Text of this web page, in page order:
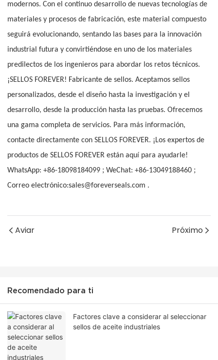
modernos. Con el continuo desarrollo de nuevas tecnologías de
materiales y procesos de fabricación, este material compuesto
seguirá evolucionando, sentando las bases para la innovación
industrial futura y convirtiéndose en uno de los materiales
predilectos de los ingenieros para abordar los retos técnicos.
¡SELLOS FOREVER! Fabricante de sellos. Aceptamos sellos
personalizados, desde el diseño hasta la investigación y el
desarrollo, desde la producción hasta las pruebas. Ofrecemos
una gama completa de servicios. Para más información,
contacte directamente con SELLOS FOREVER. ¡Los expertos de
productos de SELLOS FOREVER están aquí para ayudarle!
WhatsApp: +86-18098184099 ; WeChat: +86-13049188460 ;
Correo electrónico:sales@foreverseals.com .
Aviar Próximo
Recomendado para ti
Factores clave a considerar al seleccionar
sellos de aceite industriales